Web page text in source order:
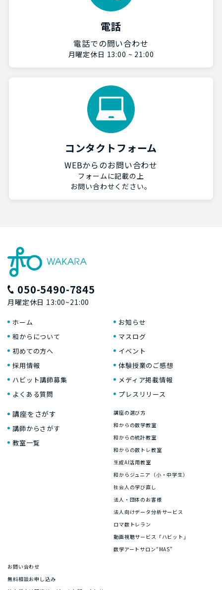
電話
電話での問い合わせ
月曜定休日 13:00 ~ 21:00
コンタクトフォーム
WEBからのお問い合わせ
フォームに記載の上
お問い合わせください。
050-5490-7845
月曜定休日 13:00~21:00
ホーム
和からについて
初めての方へ
採用情報
ハビット講師募集
よくある質問
お知らせ
マスログ
イベント
体験授業のご感想
メディア掲載情報
プレスリリース
講座をさがす
講師からさがす
教室一覧
講座の選び方
和からの数学教室
和からの統計教室
和からの数トレ教室
生成AI活用教室
和からジュニア（小・中学生）
社会人の学び直し
法人・団体のお客様
法人向けデータ分析サービス
ロマ数トレラン
動画視聴サービス「ハビット」
数学アートサロン“MAS”
お問い合わせ
無料相談お申し込み